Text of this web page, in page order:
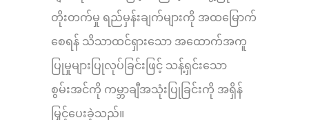
တိုးတက်မှု ရည်မှန်းချက်များကို အထမြောက်
စေရန် သိသာထင်ရှားသော အထောက်အကူ
ပြုမှုများပြုလုပ်ခြင်းဖြင့် သန့်ရှင်းသော
စွမ်းအင်ကို ကမ္ဘာချီအသုံးပြုခြင်းကို အရှိန်
မြှင့်ပေးခဲ့သည်။